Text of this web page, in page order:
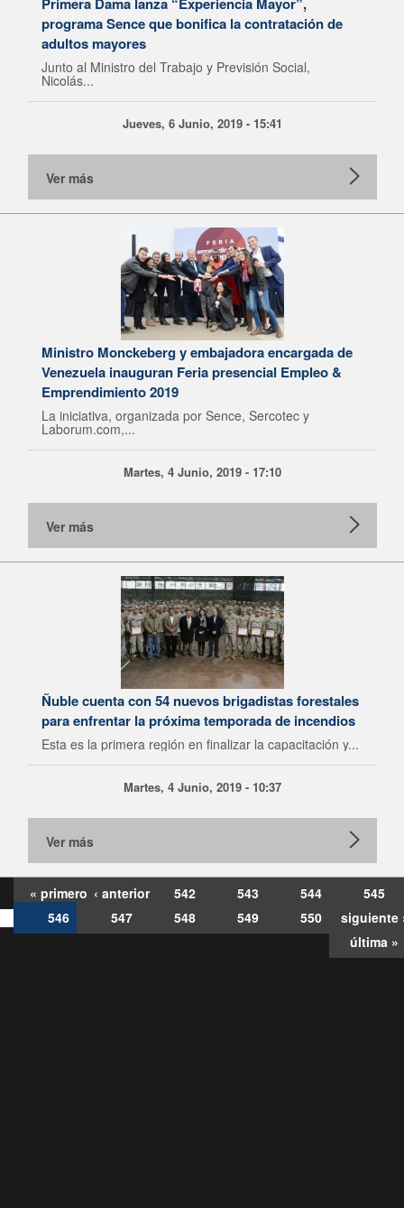
programa Sence que bonifica la contratación de
adultos mayores
Junto al Ministro del Trabajo y Previsión Social,
Nicolás...
Jueves, 6 Junio, 2019 - 15:41
Ver más
Ministro Monckeberg y embajadora encargada de
Venezuela inauguran Feria presencial Empleo &
Emprendimiento 2019
La iniciativa, organizada por Sence, Sercotec y
Laborum.com,...
Martes, 4 Junio, 2019 - 17:10
Ver más
Ñuble cuenta con 54 nuevos brigadistas forestales
para enfrentar la próxima temporada de incendios
Esta es la primera región en finalizar la capacitación y...
Martes, 4 Junio, 2019 - 10:37
Ver más
« primero ‹ anterior 542 543 544
545
546
547 548 549 550
siguiente
última »